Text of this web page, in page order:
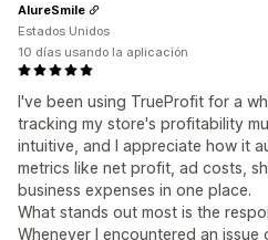
I've been using TrueProfit for a
tracking my store's profitability
intuitive, and I appreciate how it
metrics like net profit, ad costs,
business expenses in one place.
What stands out most is the
Whenever I encountered an
AlureSmile
Estados Unidos
10 días usando la aplicación